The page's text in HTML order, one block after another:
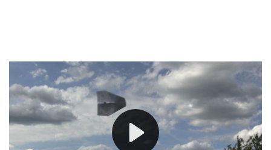
Comment et pourquoi mettre des mots sur son
quotidien et ses sentiments quand on te fait
comprendre que, de toute façon, tu ne penses pas
comme les autres ? C’est à cette question que se sont
confrontés une dizaine d’adolescents à travers la
réalisation de cette compilation de courts-métrages,